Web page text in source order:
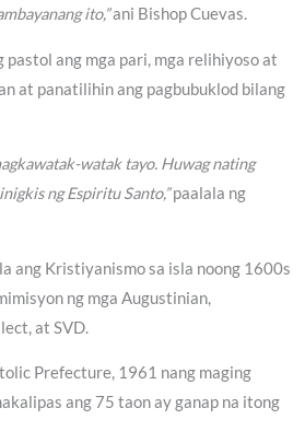
ito,”ani Bishop Cuevas.
pastol ang mga pari, mga relihiyoso at
at panatilihin ang pagbubuklod bilang
watak tayo. Huwag nating
ng Espiritu Santo,”paalala ng
ang Kristiyanismo sa isla noong 1600s
ng mga Augustinian,
at SVD.
Prefecture, 1961 nang maging
ang 75 taon ay ganap na itong